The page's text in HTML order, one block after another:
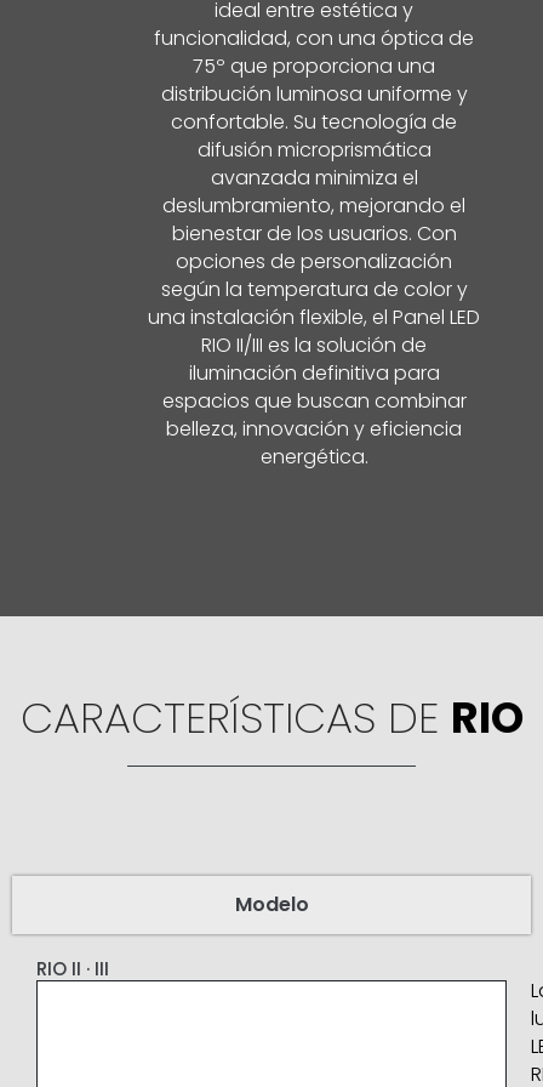
ideal entre estética y
funcionalidad, con una óptica de
75º que proporciona una
distribución luminosa uniforme y
confortable. Su tecnología de
difusión microprismática
avanzada minimiza el
deslumbramiento, mejorando el
bienestar de los usuarios. Con
opciones de personalización
según la temperatura de color y
una instalación flexible, el Panel LED
RIO II/III es la solución de
iluminación definitiva para
espacios que buscan combinar
belleza, innovación y eficiencia
energética.
CARACTERÍSTICAS DE RIO
Modelo
RIO II · III